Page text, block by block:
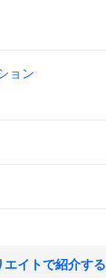
ョン
エイトで紹介する